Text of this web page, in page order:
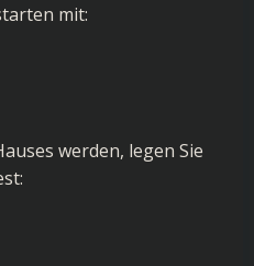
mit:
werden, legen Sie